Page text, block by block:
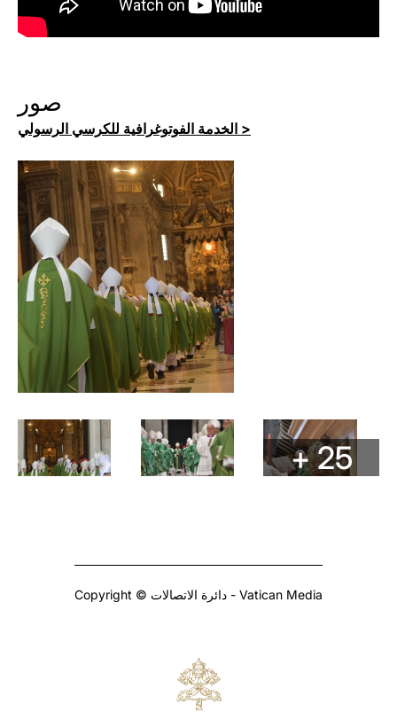
صور
الخدمة الفوتوغرافية للكرسي الرسولي >
+ 25
Copyright © دائرة الاتصالات - Vatican Media